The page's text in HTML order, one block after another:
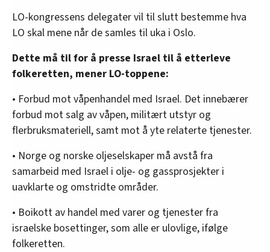
LO-kongressens delegater vil til slutt bestemme hva
LO skal mene når de samles til uka i Oslo.
Dette må til for å presse Israel til å etterleve
folkeretten, mener LO-toppene:
• Forbud mot våpenhandel med Israel. Det innebærer
forbud mot salg av våpen, militært utstyr og
flerbruksmateriell, samt mot å yte relaterte tjenester.
• Norge og norske oljeselskaper må avstå fra
samarbeid med Israel i olje- og gassprosjekter i
uavklarte og omstridte områder.
• Boikott av handel med varer og tjenester fra
israelske bosettinger, som alle er ulovlige, ifølge
folkeretten.